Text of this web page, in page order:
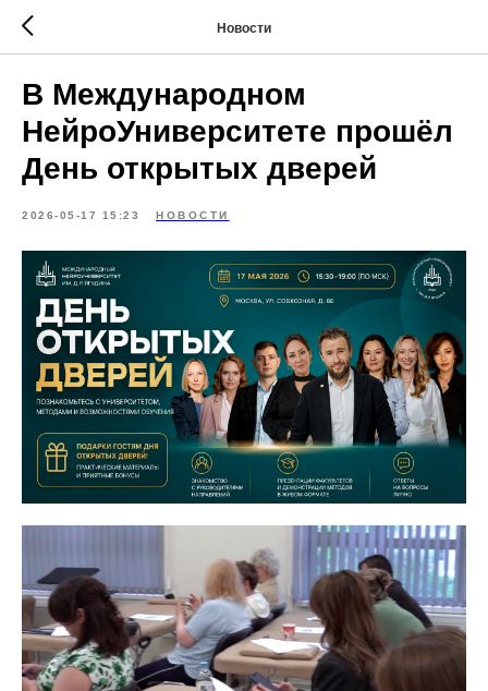
Новости
В Международном
НейроУниверситете прошёл
День открытых дверей
2026-05-17 15:23 НОВОСТИ